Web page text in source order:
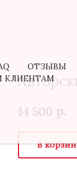
ОТЗЫВЫ
КЛИЕНТАМ
14 500 р.
В